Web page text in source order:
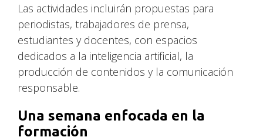
Las actividades incluirán propuestas para
periodistas, trabajadores de prensa,
estudiantes y docentes, con espacios
dedicados a la inteligencia artificial, la
producción de contenidos y la comunicación
responsable.
Una semana enfocada en la
formación